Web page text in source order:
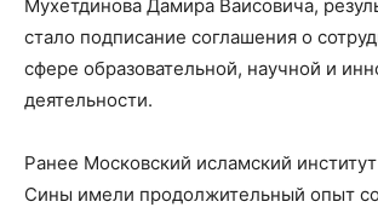
Мухетдинова Дамира Ваисовича,
стало подписание соглашения о
сфере образовательной, научной и
деятельности.
Ранее Московский исламский
Сины имели продолжительный опыт